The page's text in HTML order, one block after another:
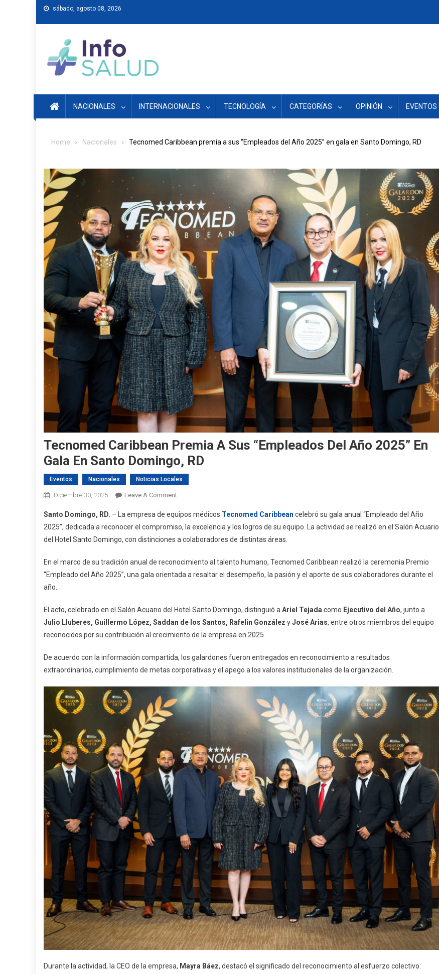
sábado, agosto 08, 2026
NACIONALES INTERNACIONALES TECNOLOGÍA CATEGORÍAS OPINIÓN EVENTOS
Home Nacionales Tecnomed Caribbean premia a sus “Empleados del Año 2025” en gala en Santo Domingo, RD
Tecnomed Caribbean Premia A Sus “Empleados Del Año 2025” En
Gala En Santo Domingo, RD
Eventos Nacionales Noticias Locales
Diciembre 30, 2025 Leave A CommentOn
Caribbean
Premia
A
“Empleados
Del
En
Gala
En
Domingo,
RD
Santo Domingo, RD. – La empresa de equipos médicos Tecnomed Caribbean celebró su gala anual “Empleado del Año
2025”, dedicada a reconocer el compromiso, la excelencia y los logros de su equipo. La actividad se realizó en el Salón Acuario
del Hotel Santo Domingo, con distinciones a colaboradores de distintas áreas.
En el marco de su tradición anual de reconocimiento al talento humano, Tecnomed Caribbean realizó la ceremonia Premio
“Empleado del Año 2025”, una gala orientada a resaltar el desempeño, la pasión y el aporte de sus colaboradores durante el
año.
El acto, celebrado en el Salón Acuario del Hotel Santo Domingo, distinguió a Ariel Tejada como Ejecutivo del Año, junto a
Julio Lluberes, Guillermo López, Saddan de los Santos, Rafelin González yJosé Arias, entre otros miembros del equipo
reconocidos por su contribución al crecimiento de la empresa en 2025.
De acuerdo con la información compartida, los galardones fueron entregados en reconocimiento a resultados
extraordinarios, cumplimiento de metas corporativas y el apego a los valores institucionales de la organización.
Durante la actividad, la CEO de la empresa, Mayra Báez, destacó el significado del reconocimiento al esfuerzo colectivo: